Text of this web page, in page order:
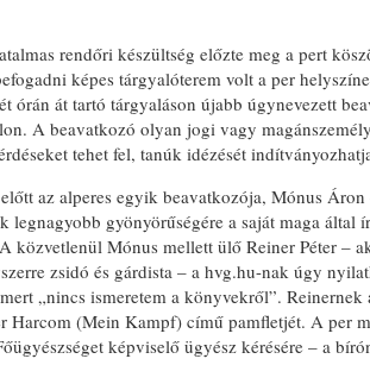
rendőri készültség előzte meg a pert
képes tárgyalóterem volt a per
órán át tartó tárgyaláson újabb úgynevezett
A beavatkozó olyan jogi vagy
tehet fel, tanúk idézését
az alperes egyik beavatkozója, Mónus
legnagyobb gyönyörűségére a saját maga által
közvetlenül Mónus mellett ülő Reiner Péter –
zsidó és gárdista – a hvg.hu-nak úgy
„nincs ismeretem a könyvekről”. Reinernek
(Mein Kampf) című pamfletjét. A per
képviselő ügyész kérésére – a